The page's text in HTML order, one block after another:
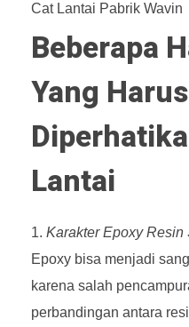
Cat Lantai Pabrik Wavin
Beberapa
Yang Harus
Lantai
Karakter Epoxy Resin
Epoxy bisa menjadi
karena salah
perbandingan antara